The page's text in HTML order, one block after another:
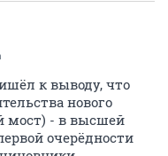
к выводу, что
нового
мост) - в высшей
очерёдности